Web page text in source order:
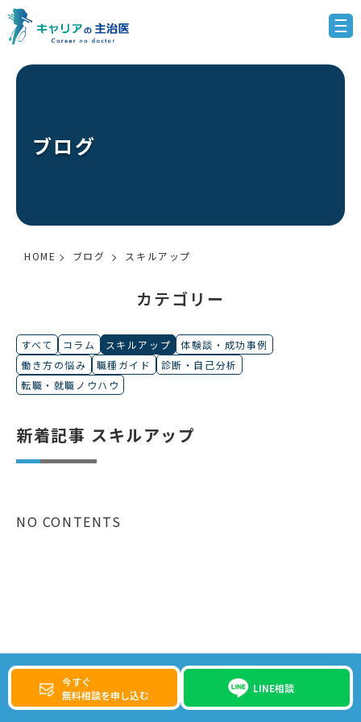
ブログ
HOME ブログ スキルアップ
カテゴリー
すべて コラム スキルアップ
体験談・成功事例
働き方の悩み
職種ガイド
診断・自己分析
転職・就職ノウハウ
新着記事 スキルアップ
NO CONTENTS
今すぐ
無料相談を申し込む
LINE相談